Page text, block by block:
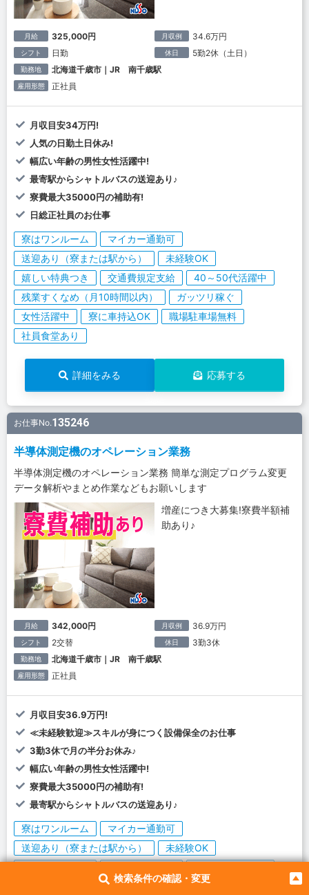
検索条件の確認・変更
月給 325,000円 月収例 34.6万円
シフト 日勤 休日 5勤2休（土日）
勤務地 北海道千歳市｜JR 南千歳駅
雇用形態 正社員
月収目安34万円!
人気の日勤土日休み!
幅広い年齢の男性女性活躍中!
最寄駅からシャトルバスの送迎あり♪
寮費最大35000円の補助有!
日総正社員のお仕事
寮はワンルーム
マイカー通勤可
送迎あり（寮または駅から）
未経験OK
嬉しい特典つき
交通費規定支給
40～50代活躍中
残業すくなめ（月10時間以内）
ガッツリ稼ぐ
女性活躍中
寮に車持込OK
職場駐車場無料
社員食堂あり
詳細をみる 応募する
お仕事No.135246
半導体測定機のオペレーション業務
半導体測定機のオペレーション業務 簡単な測定プログラム変更
データ解析やまとめ作業などもお願いします
増産につき大募集!寮費半額補
助あり♪
月給 342,000円 月収例 36.9万円
シフト 2交替 休日 3勤3休
勤務地 北海道千歳市｜JR 南千歳駅
雇用形態 正社員
月収目安36.9万円!
≪未経験歓迎≫スキルが身につく設備保全のお仕事
3勤3休で月の半分お休み♪
幅広い年齢の男性女性活躍中!
寮費最大35000円の補助有!
最寄駅からシャトルバスの送迎あり♪
寮はワンルーム
マイカー通勤可
送迎あり（寮または駅から）
未経験OK
残業すくなめ（月10時間以内）
ガッツリ稼ぐ